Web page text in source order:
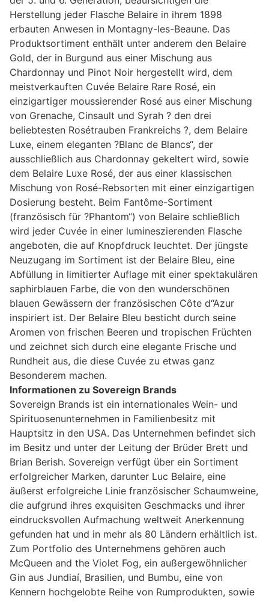
Herstellung jeder Flasche Belaire in ihrem 1898
erbauten Anwesen in Montagny-les-Beaune. Das
Produktsortiment enthält unter anderem den Belaire
Gold, der in Burgund aus einer Mischung aus
Chardonnay und Pinot Noir hergestellt wird, dem
meistverkauften Cuvée Belaire Rare Rosé, ein
einzigartiger moussierender Rosé aus einer Mischung
von Grenache, Cinsault und Syrah ? den drei
beliebtesten Rosétrauben Frankreichs ?, dem Belaire
Luxe, einem eleganten ?Blanc de Blancs“, der
ausschließlich aus Chardonnay gekeltert wird, sowie
dem Belaire Luxe Rosé, der aus einer klassischen
Mischung von Rosé-Rebsorten mit einer einzigartigen
Dosierung besteht. Beim Fantôme-Sortiment
(französisch für ?Phantom“) von Belaire schließlich
wird jeder Cuvée in einer lumineszierenden Flasche
angeboten, die auf Knopfdruck leuchtet. Der jüngste
Neuzugang im Sortiment ist der Belaire Bleu, eine
Abfüllung in limitierter Auflage mit einer spektakulären
saphirblauen Farbe, die von den wunderschönen
blauen Gewässern der französischen Côte d“Azur
inspiriert ist. Der Belaire Bleu besticht durch seine
Aromen von frischen Beeren und tropischen Früchten
und zeichnet sich durch eine elegante Frische und
Rundheit aus, die diese Cuvée zu etwas ganz
Besonderem machen.
Informationen zu Sovereign Brands
Sovereign Brands ist ein internationales Wein- und
Spirituosenunternehmen in Familienbesitz mit
Hauptsitz in den USA. Das Unternehmen befindet sich
im Besitz und unter der Leitung der Brüder Brett und
Brian Berish. Sovereign verfügt über ein Sortiment
erfolgreicher Marken, darunter Luc Belaire, eine
äußerst erfolgreiche Linie französischer Schaumweine,
die aufgrund ihres exquisiten Geschmacks und ihrer
eindrucksvollen Aufmachung weltweit Anerkennung
gefunden hat und in mehr als 80 Ländern erhältlich ist.
Zum Portfolio des Unternehmens gehören auch
McQueen and the Violet Fog, ein außergewöhnlicher
Gin aus Jundiaí, Brasilien, und Bumbu, eine von
Kennern hochgelobte Reihe von Rumprodukten, sowie